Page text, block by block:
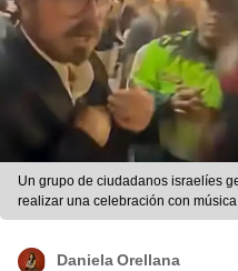
Un grupo de ciudadanos israelíes
realizar una celebración con
autorización. La Policía y
Daniela Orellana